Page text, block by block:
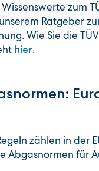
zum
Ratgeber
Wie Sie die
hier.
zählen in der
Abgasnormen für